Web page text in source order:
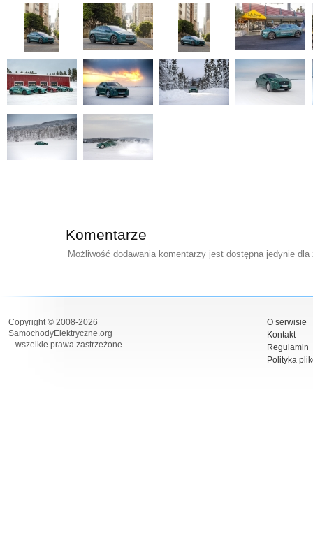
Komentarze
Możliwość dodawania komentarzy jest dostępna jedynie
Copyright © 2008-2026
SamochodyElektryczne.org
– wszelkie prawa zastrzeżone
O serwisie
Kontakt
Regulamin
Polityka